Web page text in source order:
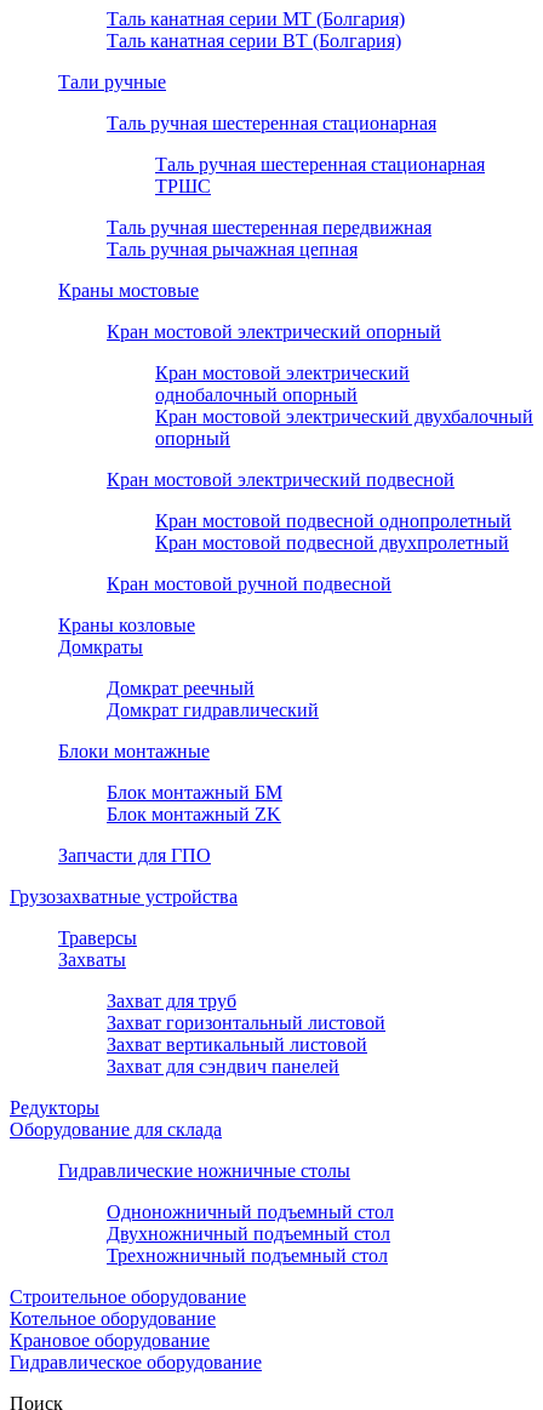
Таль канатная серии МТ (Болгария)
Таль канатная серии ВТ (Болгария)
Тали ручные
Таль ручная шестеренная стационарная
Таль ручная шестеренная стационарная
ТРШС
Таль ручная шестеренная передвижная
Таль ручная рычажная цепная
Краны мостовые
Кран мостовой электрический опорный
Кран мостовой электрический
однобалочный опорный
Кран мостовой электрический двухбалочный
опорный
Кран мостовой электрический подвесной
Кран мостовой подвесной однопролетный
Кран мостовой подвесной двухпролетный
Кран мостовой ручной подвесной
Краны козловые
Домкраты
Домкрат реечный
Домкрат гидравлический
Блоки монтажные
Блок монтажный БМ
Блок монтажный ZK
Запчасти для ГПО
Грузозахватные устройства
Траверсы
Захваты
Захват для труб
Захват горизонтальный листовой
Захват вертикальный листовой
Захват для сэндвич панелей
Редукторы
Оборудование для склада
Гидравлические ножничные столы
Одноножничный подъемный стол
Двухножничный подъемный стол
Трехножничный подъемный стол
Строительное оборудование
Котельное оборудование
Крановое оборудование
Гидравлическое оборудование
Поиск